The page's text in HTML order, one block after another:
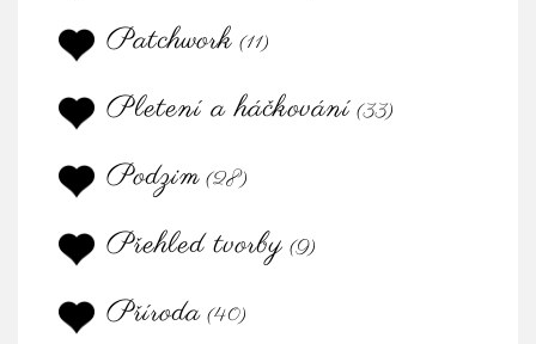
Patchwork (11)
Pletení a háčkování (33)
Podzim (28)
Přehled tvorby (9)
Příroda (40)